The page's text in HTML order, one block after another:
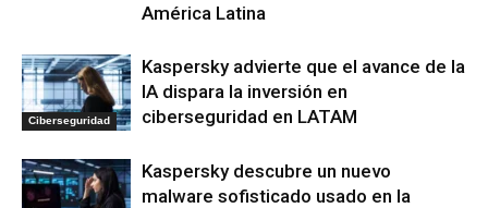
América Latina
Ciberseguridad
Kaspersky advierte que el avance de la
IA dispara la inversión en
ciberseguridad en LATAM
Kaspersky descubre un nuevo
malware sofisticado usado en la